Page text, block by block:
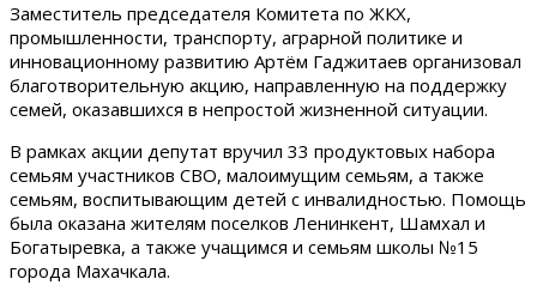
Заместитель председателя Комитета по ЖКХ,
промышленности, транспорту, аграрной политике и
инновационному развитию Артём Гаджитаев организовал
благотворительную акцию, направленную на поддержку
семей, оказавшихся в непростой жизненной ситуации.
В рамках акции депутат вручил 33 продуктовых набора
семьям участников СВО, малоимущим семьям, а также
семьям, воспитывающим детей с инвалидностью. Помощь
была оказана жителям поселков Ленинкент, Шамхал и
Богатыревка, а также учащимся и семьям школы №15
города Махачкала.